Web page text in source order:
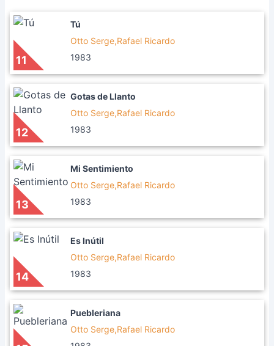
11
Tú
Otto Serge,Rafael Ricardo
1983
12
Gotas de Llanto
Otto Serge,Rafael Ricardo
1983
13
Mi Sentimiento
Otto Serge,Rafael Ricardo
1983
14
Es Inútil
Otto Serge,Rafael Ricardo
1983
Puebleriana
Otto Serge,Rafael Ricardo